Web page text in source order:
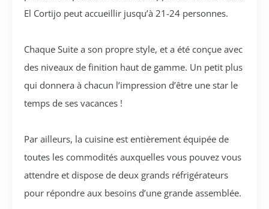
El Cortijo peut accueillir jusqu’à 21-24 personnes.
Chaque Suite a son propre style, et a été conçue avec
des niveaux de finition haut de gamme. Un petit plus
qui donnera à chacun l’impression d’être une star le
temps de ses vacances !
Par ailleurs, la cuisine est entièrement équipée de
toutes les commodités auxquelles vous pouvez vous
attendre et dispose de deux grands réfrigérateurs
pour répondre aux besoins d’une grande assemblée.